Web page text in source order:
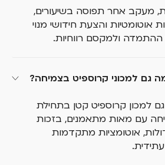
מעקב אחר תפוסה בשיעורים,
אוטומטיות והצעת חידושי מנוי
ההתמדה ולמקסם רווחיות.
גם למכוני קרוספיט בצמיחה?
למכון קרוספיט קטן בתחילת
עם מאות מתאמנים, בזכות
אוטומציות מתקדמות